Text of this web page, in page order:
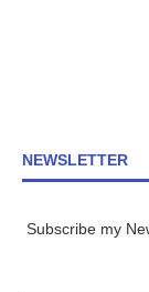
NEWSLETTER
Subscribe my